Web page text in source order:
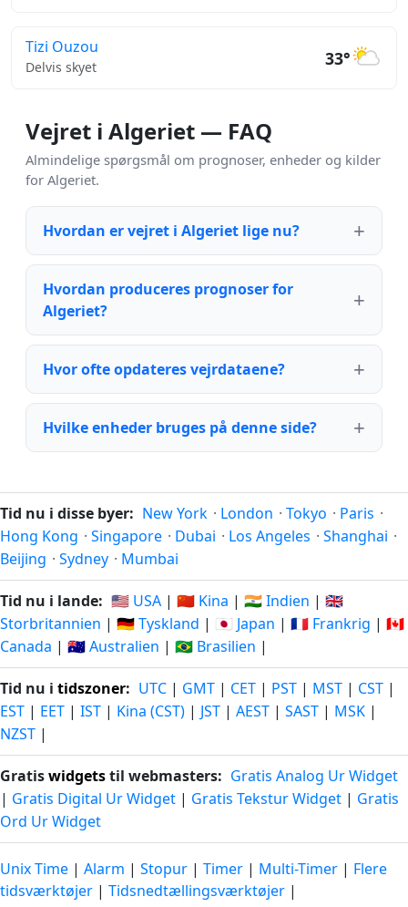
Tizi Ouzou
Delvis skyet 33°
Vejret i Algeriet — FAQ
Almindelige spørgsmål om prognoser, enheder og kilder
for Algeriet.
Hvordan er vejret i Algeriet lige nu?
Hvordan produceres prognoser for
Algeriet?
Hvor ofte opdateres vejrdataene?
Hvilke enheder bruges på denne side?
Tid nu i disse byer: New York · London · Tokyo · Paris ·
Hong Kong · Singapore · Dubai · Los Angeles · Shanghai ·
Beijing · Sydney · Mumbai
Tid nu i lande: 🇺🇸 USA | 🇨🇳 Kina | 🇮🇳 Indien | 🇬🇧
Storbritannien | 🇩🇪 Tyskland | 🇯🇵 Japan | 🇫🇷 Frankrig | 🇨🇦
Canada | 🇦🇺 Australien | 🇧🇷 Brasilien |
Tid nu i tidszoner: UTC | GMT | CET | PST | MST | CST |
EST | EET | IST | Kina (CST) | JST | AEST | SAST | MSK |
NZST |
Gratiswidgetstil webmasters: Gratis Analog Ur Widget
| Gratis Digital Ur Widget | Gratis Tekstur Widget | Gratis
Ord Ur Widget
Unix Time | Alarm | Stopur | Timer | Multi-Timer | Flere
tidsværktøjer | Tidsnedtællingsværktøjer |